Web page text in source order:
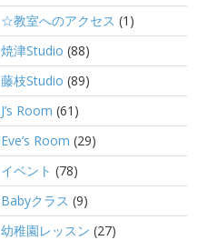
☆教室へのアクセス (1)
焼津Studio (88)
藤枝Studio (89)
J’s Room (61)
Eve’s Room (29)
イベント (78)
Babyクラス (9)
幼稚園レッスン (27)